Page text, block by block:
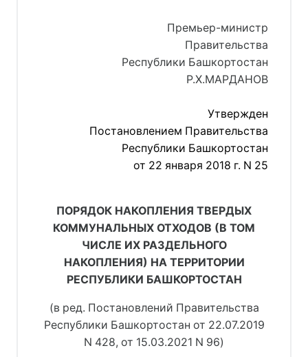
Премьер-министр
Правительства
Республики Башкортостан
Р.Х.МАРДАНОВ
Утвержден
Постановлением Правительства
Республики Башкортостан
от 22 января 2018 г. N 25
ПОРЯДОК НАКОПЛЕНИЯ ТВЕРДЫХ
КОММУНАЛЬНЫХ ОТХОДОВ (В ТОМ
ЧИСЛЕ ИХ РАЗДЕЛЬНОГО
НАКОПЛЕНИЯ) НА ТЕРРИТОРИИ
РЕСПУБЛИКИ БАШКОРТОСТАН
(в ред. Постановлений Правительства
Республики Башкортостан от 22.07.2019
N 428, от 15.03.2021 N 96)